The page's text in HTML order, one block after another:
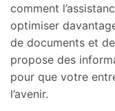
comment
optimiser
de documents et
propose des
pour que votre
l’avenir.